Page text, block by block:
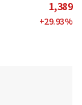
1,389
+29.93%